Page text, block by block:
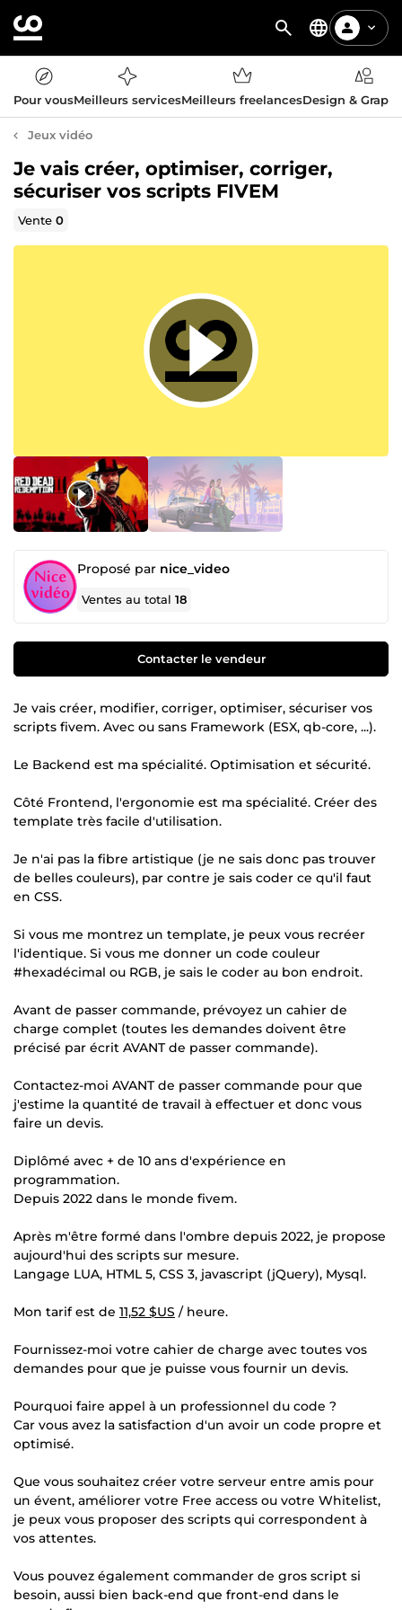
Pour vousMeilleurs servicesMeilleurs freelancesDesign &
Jeux vidéo
Je vais créer, optimiser, corriger,
sécuriser vos scripts FIVEM
Vente0
Proposé par nice_video
Ventes au total18
Contacter le vendeur
Je vais créer, modifier, corriger, optimiser, sécuriser vos
scripts fivem. Avec ou sans Framework (ESX, qb-core, ...).
Le Backend est ma spécialité. Optimisation et sécurité.
Côté Frontend, l'ergonomie est ma spécialité. Créer des
template très facile d'utilisation.
Je n'ai pas la fibre artistique (je ne sais donc pas trouver
de belles couleurs), par contre je sais coder ce qu'il faut
en CSS.
Si vous me montrez un template, je peux vous recréer
l'identique. Si vous me donner un code couleur
#hexadécimal ou RGB, je sais le coder au bon endroit.
Avant de passer commande, prévoyez un cahier de
charge complet (toutes les demandes doivent être
précisé par écrit AVANT de passer commande).
Contactez-moi AVANT de passer commande pour que
j'estime la quantité de travail à effectuer et donc vous
faire un devis.
Diplômé avec + de 10 ans d'expérience en
programmation.
Depuis 2022 dans le monde fivem.
Après m'être formé dans l'ombre depuis 2022, je propose
aujourd'hui des scripts sur mesure.
Langage LUA, HTML 5, CSS 3, javascript (jQuery), Mysql.
Mon tarif est de 11,52 $US / heure.
Fournissez-moi votre cahier de charge avec toutes vos
demandes pour que je puisse vous fournir un devis.
Pourquoi faire appel à un professionnel du code ?
Car vous avez la satisfaction d'un avoir un code propre et
optimisé.
Que vous souhaitez créer votre serveur entre amis pour
un évent, améliorer votre Free access ou votre Whitelist,
je peux vous proposer des scripts qui correspondent à
vos attentes.
Vous pouvez également commander de gros script si
besoin, aussi bien back-end que front-end dans le